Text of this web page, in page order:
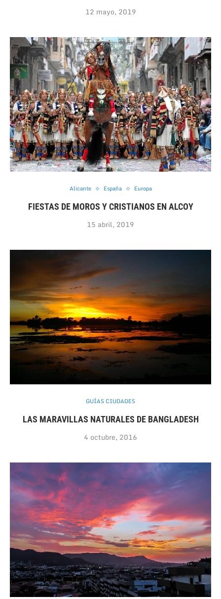
12 mayo, 2019
Alicante España Europa
FIESTAS DE MOROS Y CRISTIANOS EN ALCOY
15 abril, 2019
GUÍAS CIUDADES
LAS MARAVILLAS NATURALES DE BANGLADESH
4 octubre, 2016